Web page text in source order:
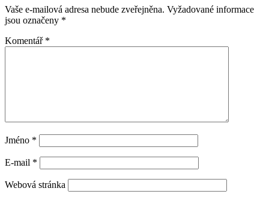
Vaše e-mailová adresa nebude zveřejněna. Vyžadované informace
jsou označeny *
Komentář *
Jméno *
E-mail *
Webová stránka